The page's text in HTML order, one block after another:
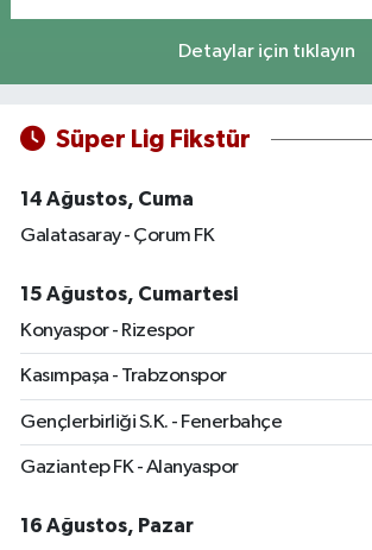
Detaylar için tıklayın
Süper Lig Fikstür
14 Ağustos, Cuma
Galatasaray - Çorum FK
15 Ağustos, Cumartesi
Konyaspor - Rizespor
Kasımpaşa - Trabzonspor
Gençlerbirliği S.K. - Fenerbahçe
Gaziantep FK - Alanyaspor
16 Ağustos, Pazar